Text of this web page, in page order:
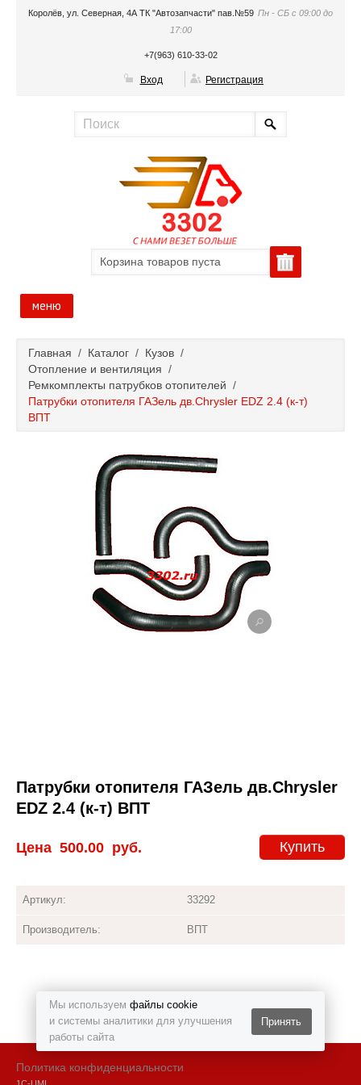
Мы используем файлы cookie
и системы аналитики для улучшения
работы сайта
Принять
Королёв, ул. Северная, 4А ТК "Автозапчасти" пав.№59 Пн - СБ с 09:00 до
17:00
+7(963) 610-33-02
Вход Регистрация
Корзина товаров пуста
меню
Каталог
Полезные статьи
Покупка и оплата
Главная / Каталог / Кузов /
Отопление и вентиляция /
Ремкомплекты патрубков отопителей /
Патрубки отопителя ГАЗель дв.Chrysler EDZ 2.4 (к-т)
ВПТ
Патрубки отопителя ГАЗель дв.Chrysler
EDZ 2.4 (к-т) ВПТ
Купить
Цена 500.00 руб.
Артикул: 33292
Производитель: ВПТ
Политика конфиденциальности